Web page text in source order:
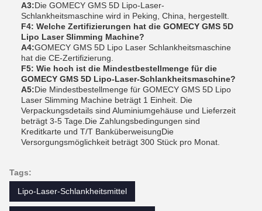
A3:Die GOMECY GMS 5D Lipo-Laser-
Schlankheitsmaschine wird in Peking, China, hergestellt.
F4: Welche Zertifizierungen hat die GOMECY GMS 5D
Lipo Laser Slimming Machine?
A4:GOMECY GMS 5D Lipo Laser Schlankheitsmaschine
hat die CE-Zertifizierung.
F5: Wie hoch ist die Mindestbestellmenge für die
GOMECY GMS 5D Lipo-Laser-Schlankheitsmaschine?
A5:Die Mindestbestellmenge für GOMECY GMS 5D Lipo
Laser Slimming Machine beträgt 1 Einheit. Die
Verpackungsdetails sind Aluminiumgehäuse und Lieferzeit
beträgt 3-5 Tage.Die Zahlungsbedingungen sind
Kreditkarte und T/T BanküberweisungDie
Versorgungsmöglichkeit beträgt 300 Stück pro Monat.
Tags:
Lipo-Laser-Schlankheitsmittel